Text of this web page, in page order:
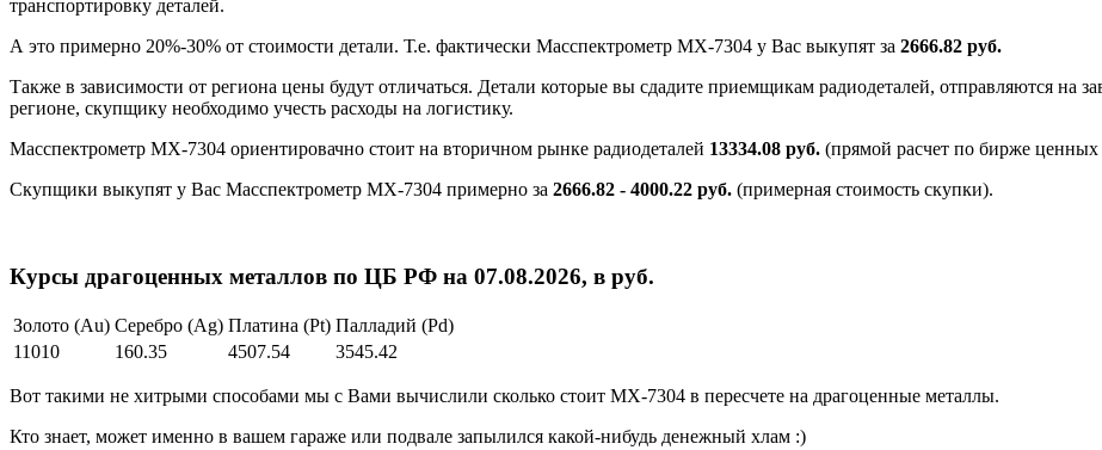
транспортировку деталей.
А это примерно 20%-30% от стоимости детали. Т.е. фактически Масспектрометр МХ-7304 у Вас выкупят за 2666.82 руб.
Также в зависимости от региона цены будут отличаться. Детали которые вы сдадите приемщикам радиодеталей, отправляются на
регионе, скупщику необходимо учесть расходы на логистику.
Масспектрометр МХ-7304 ориентировачно стоит на вторичном рынке радиодеталей 13334.08 руб. (прямой расчет по бирже ценных
Скупщики выкупят у Вас Масспектрометр МХ-7304 примерно за 2666.82 - 4000.22 руб. (примерная стоимость скупки).
Курсы драгоценных металлов по ЦБ РФ на 07.08.2026, в руб.
Золото (Au) Серебро (Ag) Платина (Pt) Палладий (Pd)
11010
160.35 4507.54 3545.42
Вот такими не хитрыми способами мы с Вами вычислили сколько стоит МХ-7304 в пересчете на драгоценные металлы.
Кто знает, может именно в вашем гараже или подвале запылился какой-нибудь денежный хлам :)